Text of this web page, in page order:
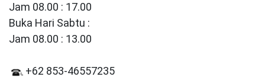
Jam 08.00 : 17.00
Buka Hari Sabtu :
Jam 08.00 : 13.00
+62 853-46557235